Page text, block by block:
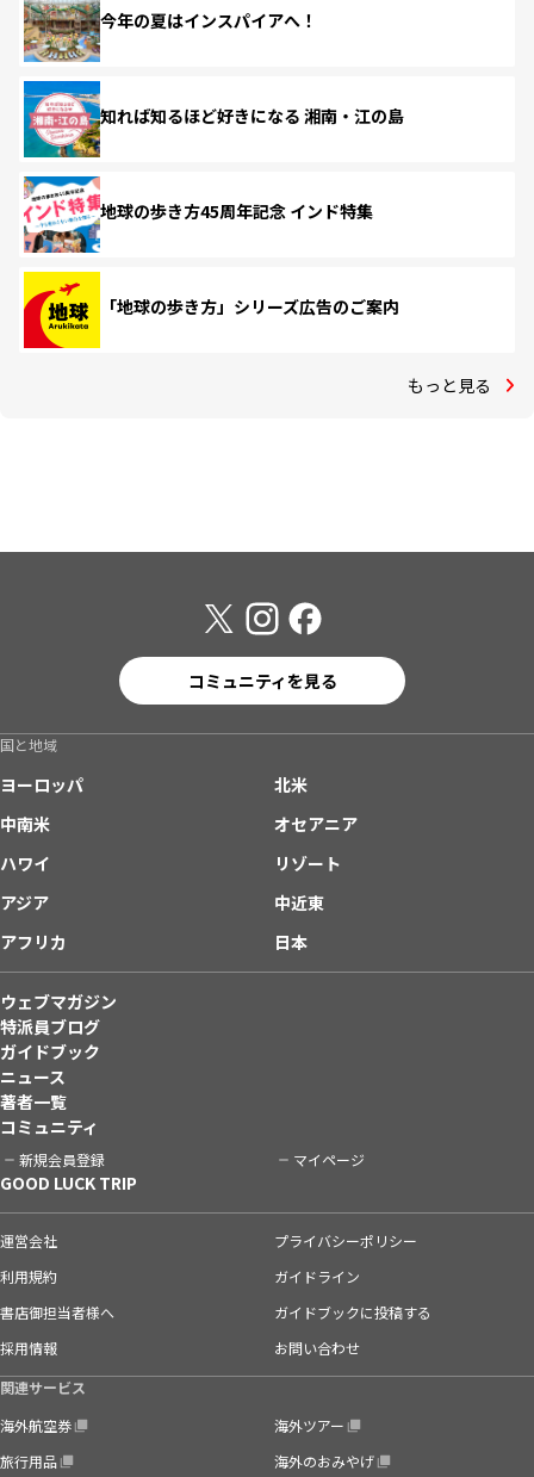
今年の夏はインスパイアへ！
知れば知るほど好きになる 湘南・江の島
地球の歩き方45周年記念 インド特集
「地球の歩き方」シリーズ広告のご案内
もっと見る
コミュニティを見る
国と地域
ヨーロッパ
北米
中南米
オセアニア
ハワイ
リゾート
アジア
中近東
アフリカ
日本
ウェブマガジン
特派員ブログ
ガイドブック
ニュース
著者一覧
コミュニティ
新規会員登録 マイページ
GOOD LUCK TRIP
運営会社
プライバシーポリシー
利用規約
ガイドライン
書店御担当者様へ
ガイドブックに投稿する
採用情報
お問い合わせ
関連サービス
海外航空券
海外ツアー
旅行用品
海外のおみやげ